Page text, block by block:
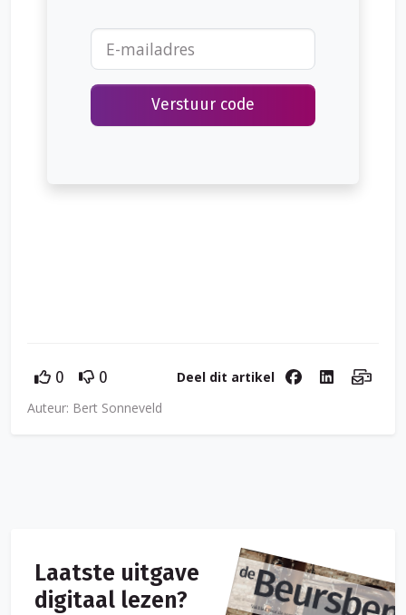
Verstuur code
0 0
Deel dit artikel
Auteur: Bert Sonneveld
Laatste uitgave
digitaal lezen?